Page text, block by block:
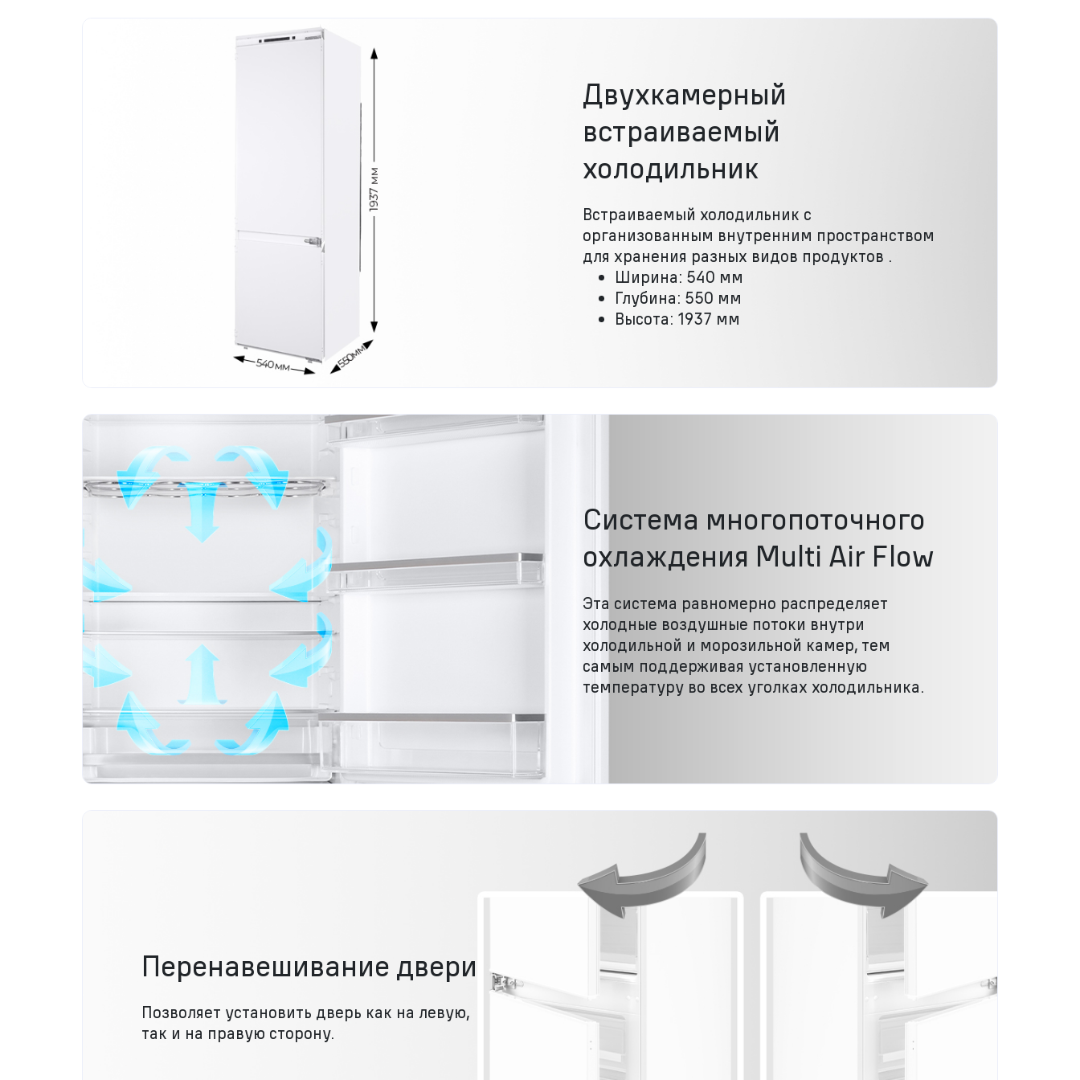
Двухкамерный
встраиваемый
холодильник
Встраиваемый холодильник с
организованным внутренним пространством
для хранения разных видов продуктов .
Ширина: 540 мм
Глубина: 550 мм
Высота: 1937 мм
Система многопоточного
охлаждения Multi Air Flow
Эта система равномерно распределяет
холодные воздушные потоки внутри
холодильной и морозильной камер, тем
самым поддерживая установленную
температуру во всех уголках холодильника.
Перенавешивание двери
Позволяет установить дверь как на левую,
так и на правую сторону.